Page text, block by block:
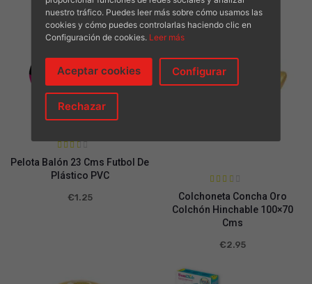
do en
2.45
de 5
Pelota Balón 23 Cms Futbol De
Plástico PVC
€1.25
do en
2.51
de 5
Colchoneta Concha Oro
Colchón Hinchable 100×70
Cms
€2.95
nuestro tráfico. Puedes leer más sobre cómo usamos las
cookies y cómo puedes controlarlas haciendo clic en
Configuración de cookies. Leer más
Aceptar cookies Configurar
Rechazar